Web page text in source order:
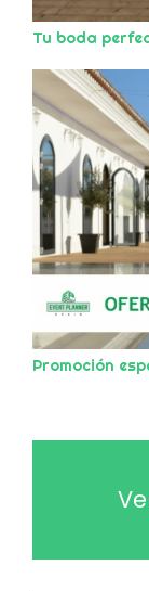
Tu boda
Promoción